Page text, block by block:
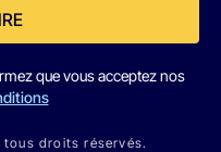
que vous acceptez nos
droits réservés.